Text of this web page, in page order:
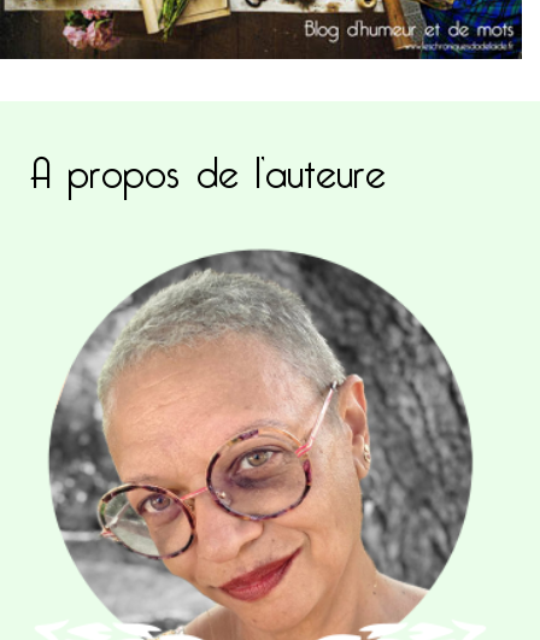
A propos de l’auteure